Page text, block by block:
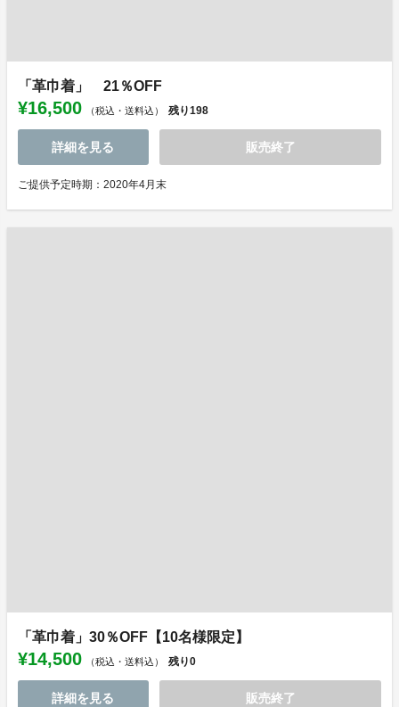
「革巾着」 21％OFF
¥16,500 （税込・送料込） 残り198
詳細を見る 販売終了
ご提供予定時期：2020年4月末
「革巾着」30％OFF【10名様限定】
¥14,500 （税込・送料込） 残り0
詳細を見る 販売終了